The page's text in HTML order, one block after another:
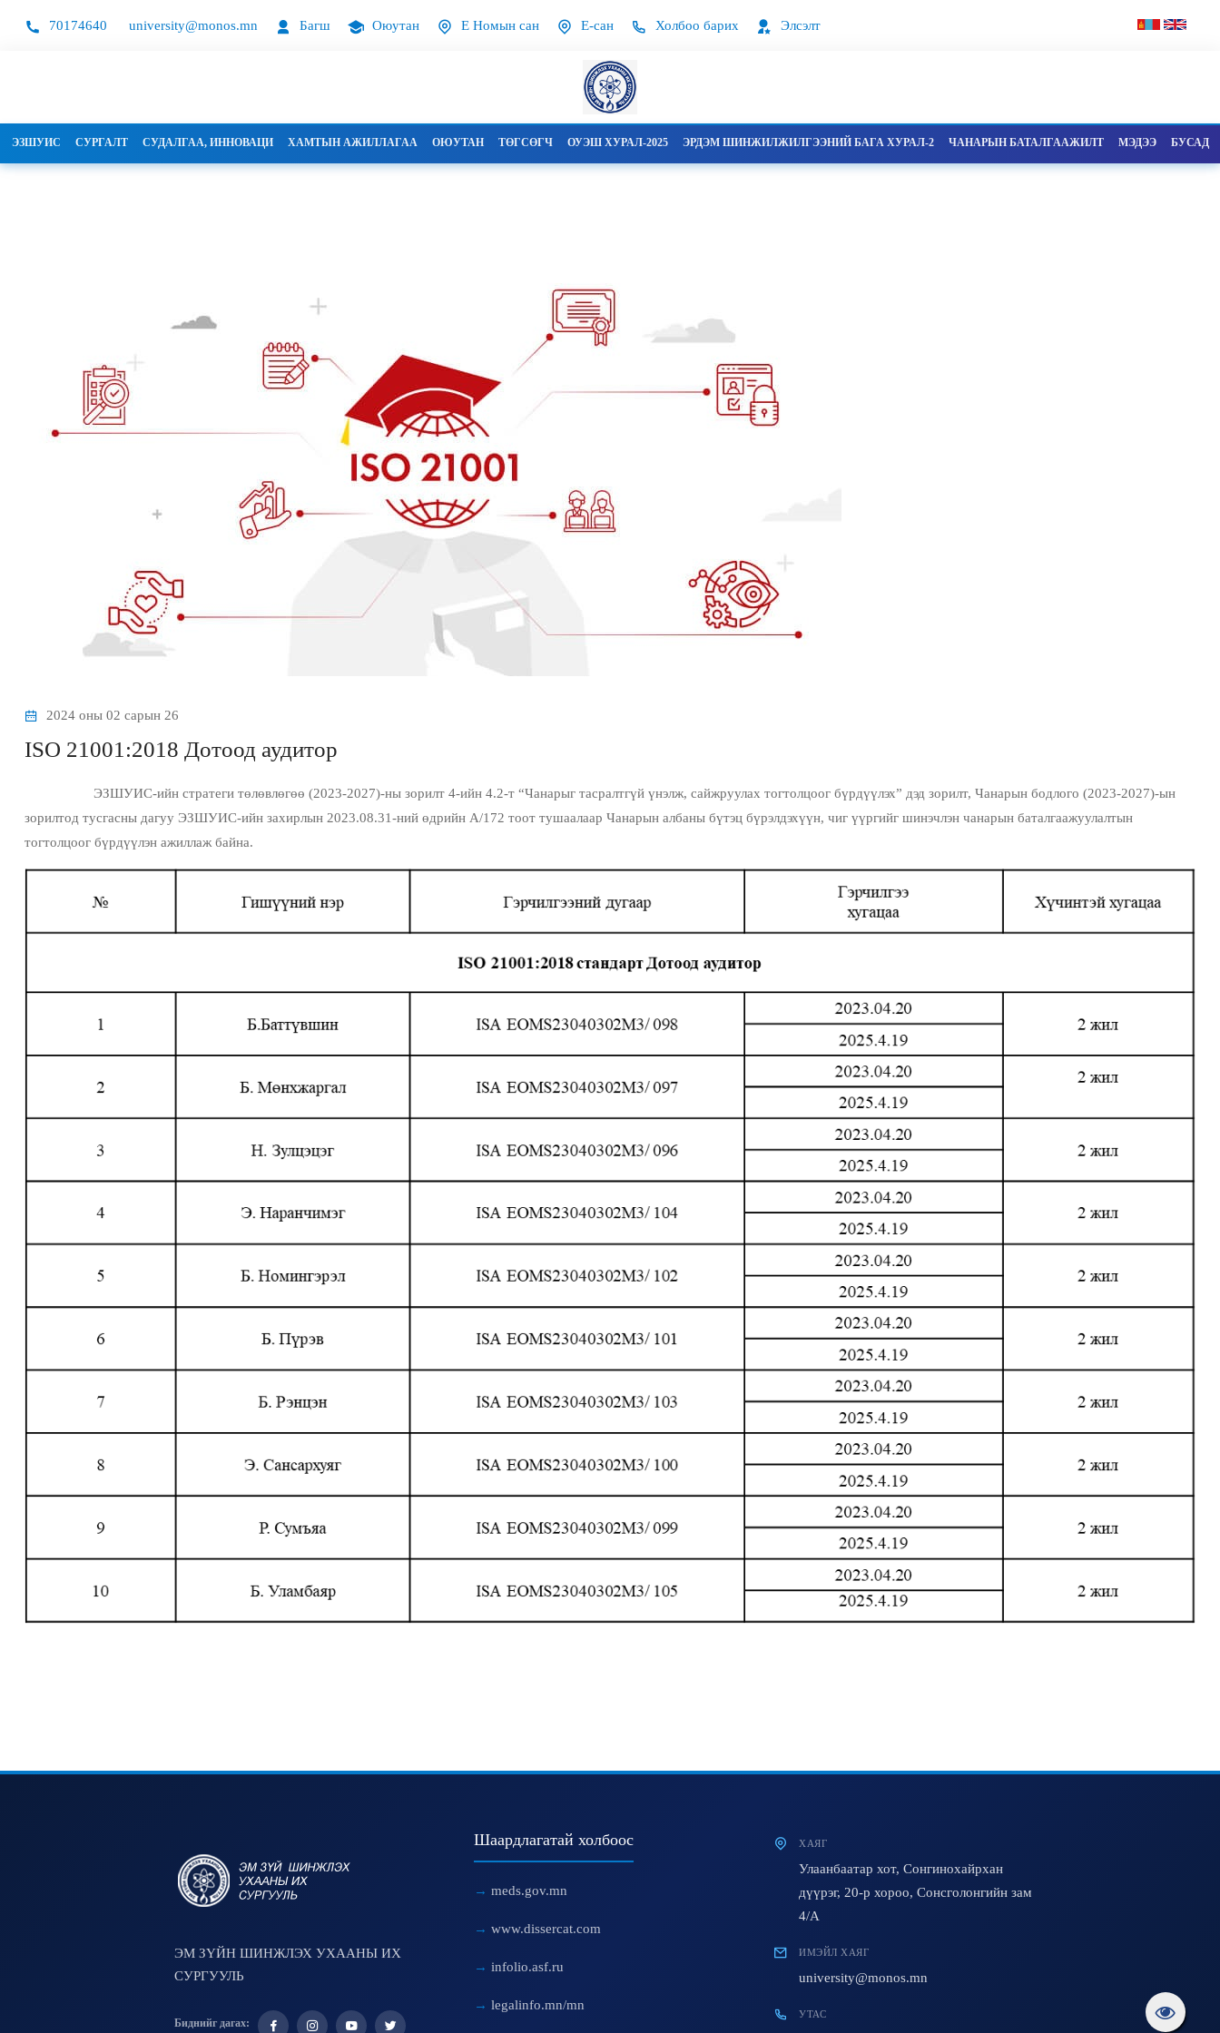
70174640 university@monos.mn Багш Оюутан Е Номын сан Е-сан Холбоо барих Элсэлт
ЭЗШУИС СУРГАЛТ СУДАЛГАА, ИННОВАЦИ ХАМТЫН АЖИЛЛАГАА ОЮУТАН ТӨГСӨГЧ ОУЭШ ХУРАЛ-2025 ЭРДЭМ ШИНЖИЛЖИЛГЭЭНИЙ БАГА ХУРАЛ-2 ЧАНАРЫН БАТАЛГААЖИЛТ МЭДЭЭ БУСАД
2024 оны 02 сарын 26
ISO 21001:2018 Дотоод аудитор
ЭЗШУИС-ийн стратеги төлөвлөгөө (2023-2027)-ны зорилт 4-ийн 4.2-т “Чанарыг тасралтгүй үнэлж, сайжруулах тогтолцоог бүрдүүлэх” дэд зорилт, Чанарын бодлого (2023-2027)-ын
зорилтод тусгасны дагуу ЭЗШУИС-ийн захирлын 2023.08.31-ний өдрийн А/172 тоот тушаалаар Чанарын албаны бүтэц бүрэлдэхүүн, чиг үүргийг шинэчлэн чанарын баталгаажуулалтын
тогтолцоог бүрдүүлэн ажиллаж байна.
ЭМ ЗҮЙН ШИНЖЛЭХ УХААНЫ ИХ
СУРГУУЛЬ
Биднийг дагах:
Шаардлагатай холбоос
meds.gov.mn
www.dissercat.com
infolio.asf.ru
legalinfo.mn/mn
ХАЯГ
Улаанбаатар хот, Сонгинохайрхан
дүүрэг, 20-р хороо, Сонсголонгийн зам
4/A
ИМЭЙЛ ХАЯГ
university@monos.mn
УТАС